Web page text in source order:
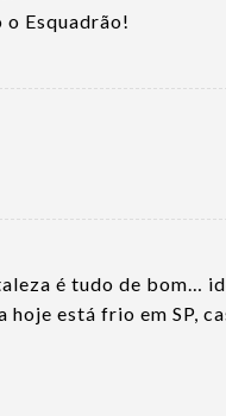
Esquadrão!
é tudo de bom…
hoje está frio em SP,